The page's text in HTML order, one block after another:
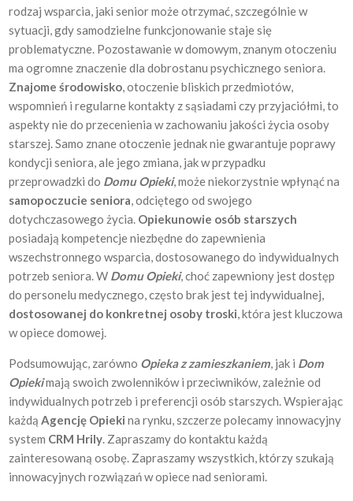
rodzaj wsparcia, jaki senior może otrzymać, szczególnie w
sytuacji, gdy samodzielne funkcjonowanie staje się
problematyczne. Pozostawanie w domowym, znanym otoczeniu
ma ogromne znaczenie dla dobrostanu psychicznego seniora.
Znajome środowisko, otoczenie bliskich przedmiotów,
wspomnień i regularne kontakty z sąsiadami czy przyjaciółmi, to
aspekty nie do przecenienia w zachowaniu jakości życia osoby
starszej. Samo znane otoczenie jednak nie gwarantuje poprawy
kondycji seniora, ale jego zmiana, jak w przypadku
przeprowadzki do Domu Opieki, może niekorzystnie wpłynąć na
samopoczucie seniora, odciętego od swojego
dotychczasowego życia. Opiekunowie osób starszych
posiadają kompetencje niezbędne do zapewnienia
wszechstronnego wsparcia, dostosowanego do indywidualnych
potrzeb seniora. W Domu Opieki, choć zapewniony jest dostęp
do personelu medycznego, często brak jest tej indywidualnej,
dostosowanej do konkretnej osoby troski, która jest kluczowa
w opiece domowej.
Podsumowując, zarówno Opieka z zamieszkaniem, jak i Dom
Opiekimają swoich zwolenników i przeciwników, zależnie od
indywidualnych potrzeb i preferencji osób starszych. Wspierając
każdąAgencję Opieki na rynku, szczerze polecamy innowacyjny
system CRM Hrily. Zapraszamy do kontaktu każdą
zainteresowaną osobę. Zapraszamy wszystkich, którzy szukają
innowacyjnych rozwiązań w opiece nad seniorami.